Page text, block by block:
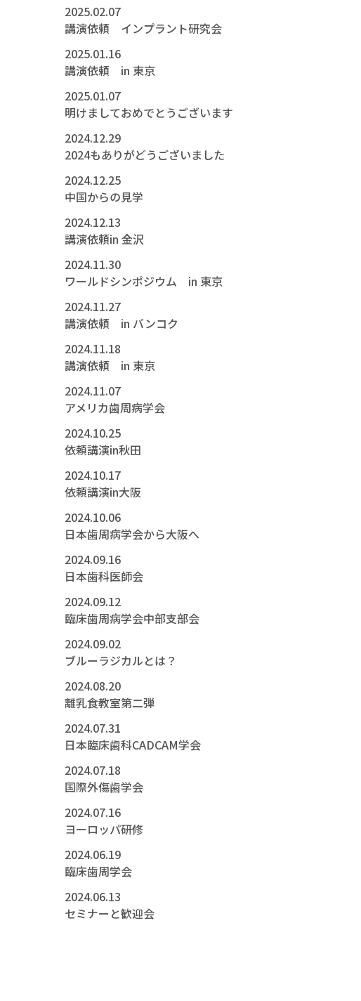
2025.02.07
講演依頼 インプラント研究会
2025.01.16
講演依頼 in 東京
2025.01.07
明けましておめでとうございます
2024.12.29
2024もありがどうございました
2024.12.25
中国からの見学
2024.12.13
講演依頼in 金沢
2024.11.30
ワールドシンポジウム in 東京
2024.11.27
講演依頼 in バンコク
2024.11.18
講演依頼 in 東京
2024.11.07
アメリカ歯周病学会
2024.10.25
依頼講演in秋田
2024.10.17
依頼講演in大阪
2024.10.06
日本歯周病学会から大阪へ
2024.09.16
日本歯科医師会
2024.09.12
臨床歯周病学会中部支部会
2024.09.02
ブルーラジカルとは？
2024.08.20
離乳食教室第二弾
2024.07.31
日本臨床歯科CADCAM学会
2024.07.18
国際外傷歯学会
2024.07.16
ヨーロッパ研修
2024.06.19
臨床歯周学会
2024.06.13
セミナーと歓迎会